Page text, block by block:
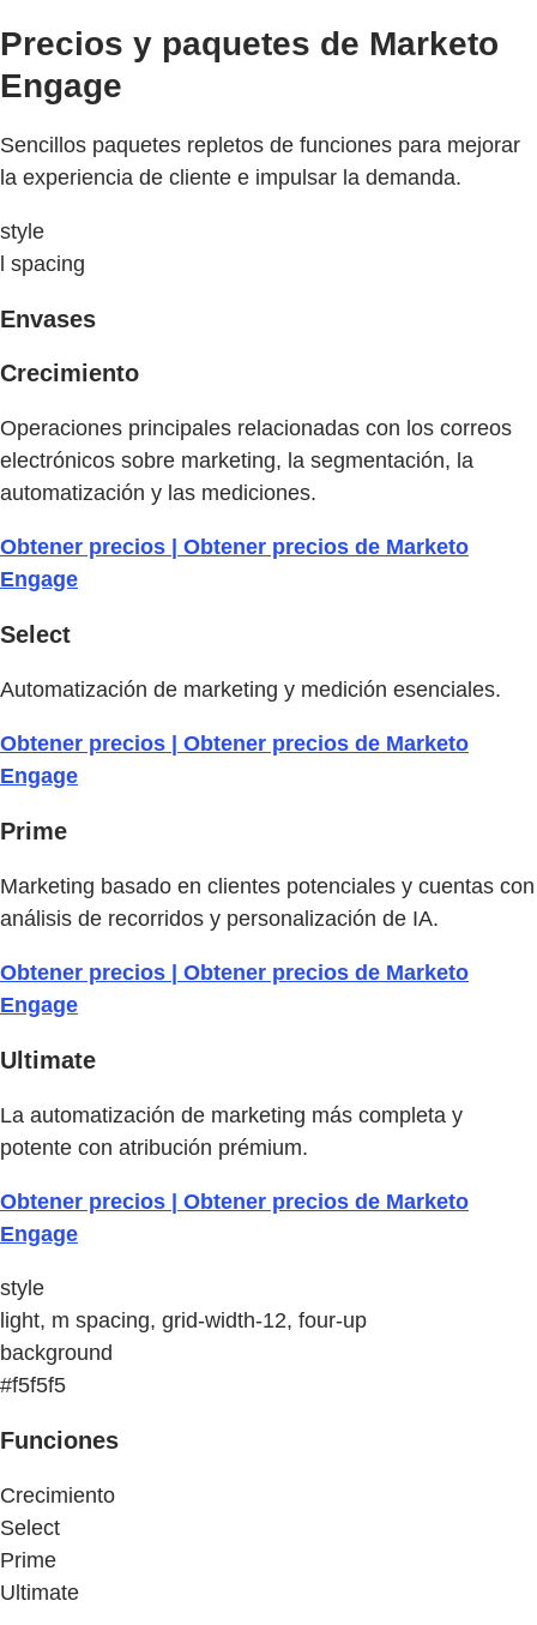
Precios y paquetes de Marketo
Engage
Sencillos paquetes repletos de funciones para mejorar
la experiencia de cliente e impulsar la demanda.
style
l spacing
Envases
Crecimiento
Operaciones principales relacionadas con los correos
electrónicos sobre marketing, la segmentación, la
automatización y las mediciones.
Obtener precios | Obtener precios de Marketo
Engage
Select
Automatización de marketing y medición esenciales.
Obtener precios | Obtener precios de Marketo
Engage
Prime
Marketing basado en clientes potenciales y cuentas con
análisis de recorridos y personalización de IA.
Obtener precios | Obtener precios de Marketo
Engage
Ultimate
La automatización de marketing más completa y
potente con atribución prémium.
Obtener precios | Obtener precios de Marketo
Engage
style
light, m spacing, grid-width-12, four-up
background
#f5f5f5
Funciones
Crecimiento
Select
Prime
Ultimate